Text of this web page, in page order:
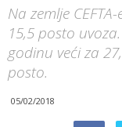
Na zemlje
15,5 posto
godinu veći za
posto.
05/02/2018